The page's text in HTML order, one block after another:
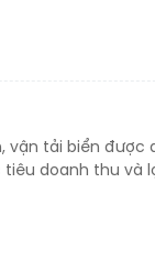
vận tải biển được
doanh thu và